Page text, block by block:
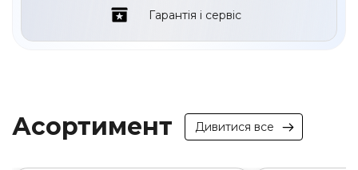
Гарантія і сервіс
Асортимент Дивитися все